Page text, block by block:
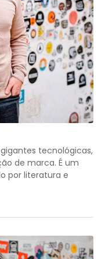
tecnológicas,
de marca. É um
por literatura e